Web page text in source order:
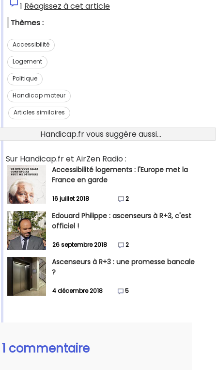
1 Réagissez à cet article
Thèmes :
Accessibilité
Logement
Politique
Handicap moteur
Articles similaires
Handicap.fr vous suggère aussi...
Sur Handicap.fr et AirZen Radio :
Accessibilité logements : l'Europe met la
France en garde
16 juillet 2018 2
Edouard Philippe : ascenseurs à R+3, c'est
officiel !
26 septembre 2018 2
Ascenseurs à R+3 : une promesse bancale
?
4 décembre 2018 5
1 commentaire